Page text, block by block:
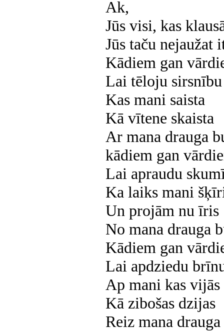
Ak,
Jūs visi, kas
Jūs taču nejaužat
Kādiem gan
Lai tēloju sirsnību
Kas mani saista
Kā vītene skaista
Ar mana drauga
kādiem gan
Lai apraudu
Ka laiks mani
Un projām nu īris
No mana drauga
Kādiem gan
Lai apdziedu
Ap mani kas vijās
Kā zibošas dzijas
Reiz mana